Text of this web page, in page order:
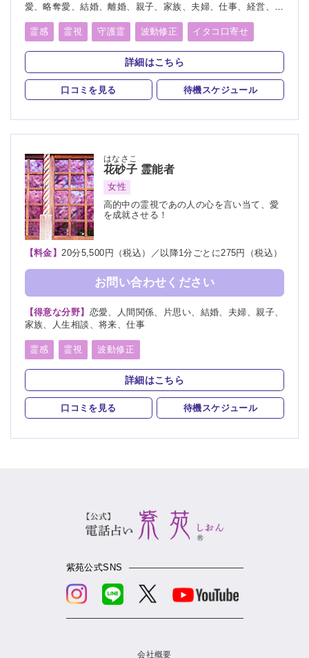
愛、略奪愛、結婚、離婚、親子、家族、夫婦、仕事、経営、適
霊感
霊視 守護霊 波動修正 イタコ口寄せ
詳細はこちら
口コミを見る 待機スケジュール
花砂子
はなさこ
霊能者
女性
高的中の霊視であの人の心を言い当て、愛
を成就させる！
【料金】20分5,500円（税込）／以降1分ごとに275円（税込）
お問い合わせください
【得意な分野】 恋愛、人間関係、片思い、結婚、夫婦、親子、
家族、人生相談、将来、仕事
霊感 霊視 波動修正
スピリチュアルカウンセリング オーラリーディング
詳細はこちら
口コミを見る 待機スケジュール
紫苑公式SNS
会社概要